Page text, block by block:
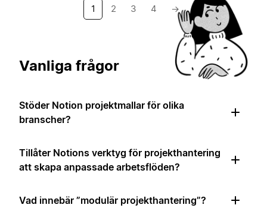
1 2 3 4 →
Vanliga frågor
Stöder Notion projektmallar för olika
branscher?
Tillåter Notions verktyg för projekthantering
att skapa anpassade arbetsflöden?
Vad innebär ”modulär projekthantering”?